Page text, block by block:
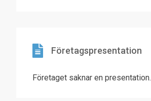
Företagspresentation
Företaget saknar en presentation.